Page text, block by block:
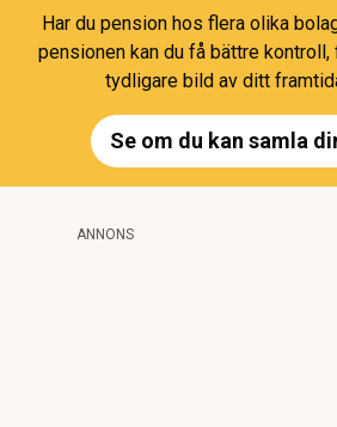
Har du pension hos flera olika
pensionen kan du få bättre
tydligare bild av ditt
Se om du kan samla
ANNONS